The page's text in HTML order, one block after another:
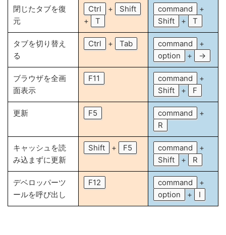
閉じたタブを復
元
Ctrl +
Shift
+
T
command
+
Shift
+ T
タブを切り替え
る
Ctrl + Tab command
+
option
+ →
ブラウザを全画
面表示
F11 command
+
Shift
+ F
更新 F5 command
+
R
キャッシュを読
み込まずに更新
Shift + F5 command
+
Shift
+ R
デベロッパーツ
ールを呼び出し
F12 command
+
option
+ I